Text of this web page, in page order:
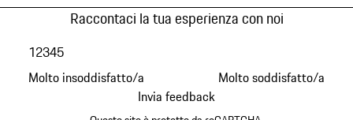
Raccontaci la tua esperienza con noi
Molto insoddisfatto/a
12345
Molto soddisfatto/a
Invia feedback